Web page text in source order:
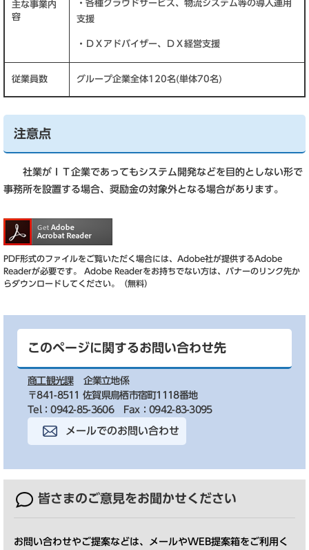
主な事業内
容
・各種クラウドサービス、物流システム等の導入運用
支援
・ＤＸアドバイザー、ＤＸ経営支援
従業員数 グループ企業全体120名(単体70名)
注意点
社業がＩＴ企業であってもシステム開発などを目的としない形で
事務所を設置する場合、奨励金の対象外となる場合があります。
PDF形式のファイルをご覧いただく場合には、Adobe社が提供するAdobe
Readerが必要です。
Adobe Readerをお持ちでない方は、バナーのリンク先か
らダウンロードしてください。（無料）
このページに関するお問い合わせ先
商工観光課
企業立地係
〒841-8511 佐賀県鳥栖市宿町1118番地
Tel：0942-85-3606
Fax：0942-83-3095
メールでのお問い合わせ
皆さまのご意見をお聞かせください
お問い合わせやご提案などは、メールやWEB提案箱をご利用く